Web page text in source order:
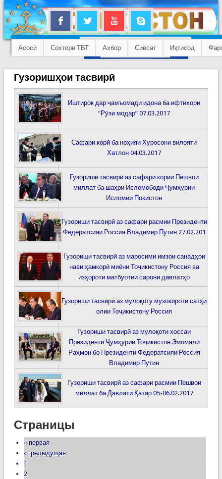
Асосӣ Сохтори ТВТ Ахбор Сиёсат Иқтисод
Гузоришҳои тасвирӣ
Иштирок дар ҷамъомади идона ба ифтихори
“Рӯзи модар” 07.03.2017
Сафари корӣ ба ноҳияи Хуросони вилояти
Хатлон 04.03.2017
Гузориши тасвирӣ аз сафари кории Пешвои
миллат ба шаҳри Исломободи Ҷумҳурии
Исломии Покистон
Гузориши тасвирӣ аз сафари расмии Президенти
Федератсияи Россия Владимир Путин 27.02.201
Гузориши тасвирӣ аз маросими имзои санадҳои
нави ҳамкорӣ миёни Тоҷикистону Россия ва
изҳороти матбуотии сарони давлатҳо
Гузориши тасвирӣ аз мулоқоту музокироти сатҳи
олии Тоҷикистону Россия
Гузориши тасвирӣ аз мулоқоти хоссаи
Президенти Ҷумҳурии Тоҷикистон Эмомалӣ
Раҳмон бо Президенти Федератсияи Россия
Владимир Путин
Гузориши тасвирӣ аз сафари расмии Пешвои
миллат ба Давлати Қатар 05-06.02.2017
Страницы
« первая
‹ предыдущая
1
2